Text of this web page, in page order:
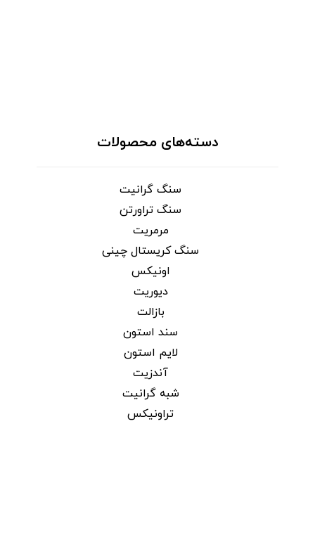
دسته‌های محصولات
سنگ گرانیت
سنگ تراورتن
مرمریت
سنگ کریستال چینی
اونیکس
دیوریت
بازالت
سند استون
لایم استون
آندزیت
شبه گرانیت
تراونیکس